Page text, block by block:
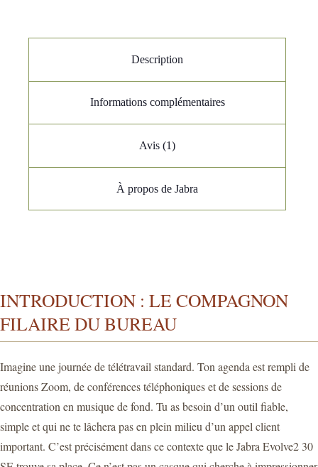
Description
Informations complémentaires
Avis (1)
À propos de Jabra
INTRODUCTION : LE COMPAGNON
FILAIRE DU BUREAU
Imagine une journée de télétravail standard. Ton agenda est rempli de
réunions Zoom, de conférences téléphoniques et de sessions de
concentration en musique de fond. Tu as besoin d’un outil fiable,
simple et qui ne te lâchera pas en plein milieu d’un appel client
important. C’est précisément dans ce contexte que le Jabra Evolve2 30